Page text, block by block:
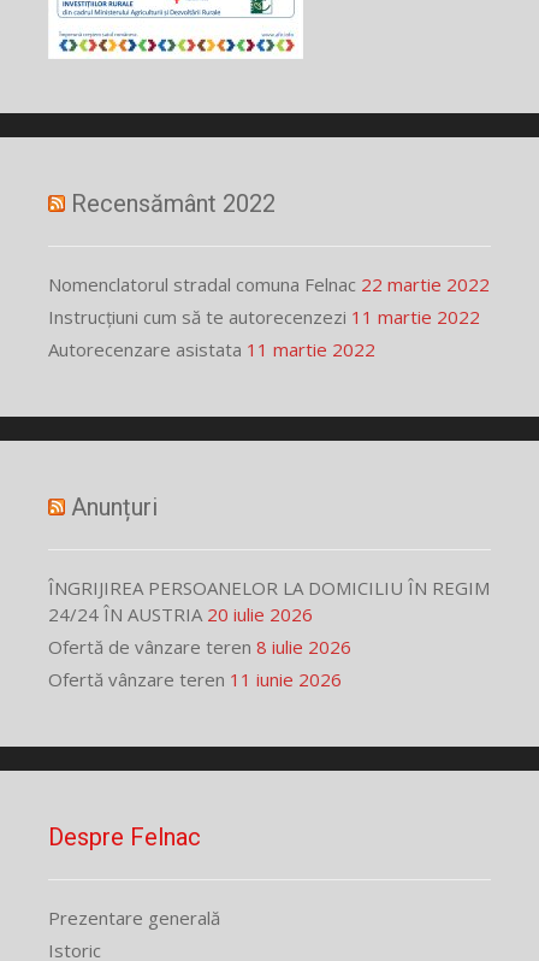
Recensământ 2022
Nomenclatorul stradal comuna Felnac 22 martie 2022
Instrucțiuni cum să te autorecenzezi 11 martie 2022
Autorecenzare asistata 11 martie 2022
Anunțuri
ÎNGRIJIREA PERSOANELOR LA DOMICILIU ÎN REGIM
24/24 ÎN AUSTRIA 20 iulie 2026
Ofertă de vânzare teren 8 iulie 2026
Ofertă vânzare teren 11 iunie 2026
Despre Felnac
Prezentare generală
Istoric